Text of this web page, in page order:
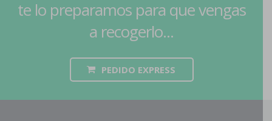
te lo preparamos para que vengas
a recogerlo...
PEDIDO EXPRESS